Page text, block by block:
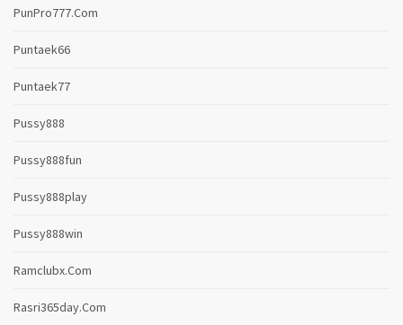
PunPro777.com
Puntaek66
Puntaek77
Pussy888
Pussy888fun
Pussy888play
Pussy888win
Ramclubx.com
Rasri365day.com